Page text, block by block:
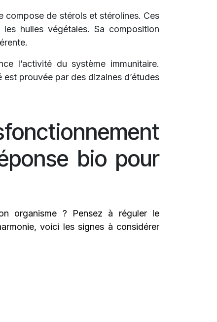
compose de stérols et stérolines. Ces
huiles végétales. Sa composition
l’activité du système immunitaire.
prouvée par des dizaines d’études
bio pour
organisme ? Pensez à réguler le
voici les signes à considérer